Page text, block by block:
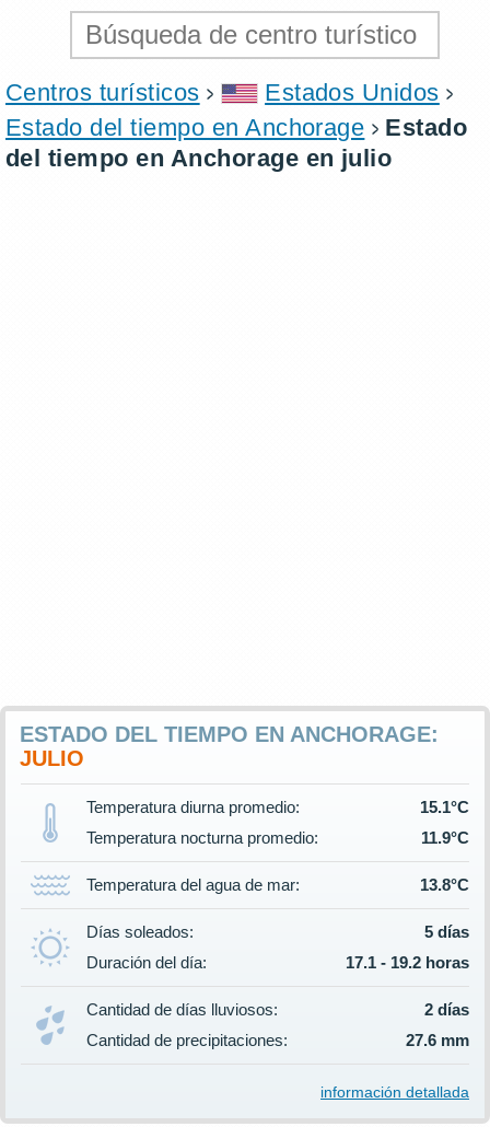
Centros turísticos
Estados Unidos
Estado del tiempo en Anchorage
Estado
del tiempo en Anchorage en julio
ESTADO DEL TIEMPO EN ANCHORAGE:
JULIO
Temperatura diurna promedio:
15.1°C
Temperatura nocturna promedio:
11.9°C
Temperatura del agua de mar: 13.8°C
Días soleados:
5 días
Duración del día:
17.1 - 19.2 horas
Cantidad de días lluviosos:
2 días
Cantidad de precipitaciones:
27.6 mm
información detallada